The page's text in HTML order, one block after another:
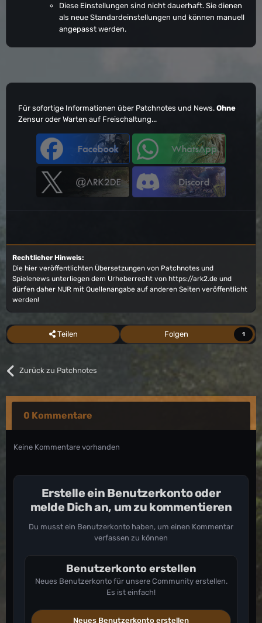
Diese Einstellungen sind nicht dauerhaft. Sie dienen
als neue Standardeinstellungen und können manuell
angepasst werden.
Für sofortige Informationen über Patchnotes und News. Ohne
Zensur oder Warten auf Freischaltung...
Rechtlicher Hinweis:
Die hier veröffentlichten Übersetzungen von Patchnotes und
Spielenews unterliegen dem Urheberrecht von https://ark2.de und
dürfen daher NUR mit Quellenangabe auf anderen Seiten veröffentlicht
werden!
Teilen Folgen 1
Zurück zu Patchnotes
0 Kommentare
Keine Kommentare vorhanden
Erstelle ein Benutzerkonto oder
melde Dich an, um zu kommentieren
Du musst ein Benutzerkonto haben, um einen Kommentar
verfassen zu können
Benutzerkonto erstellen
Neues Benutzerkonto für unsere Community erstellen.
Es ist einfach!
Neues Benutzerkonto erstellen